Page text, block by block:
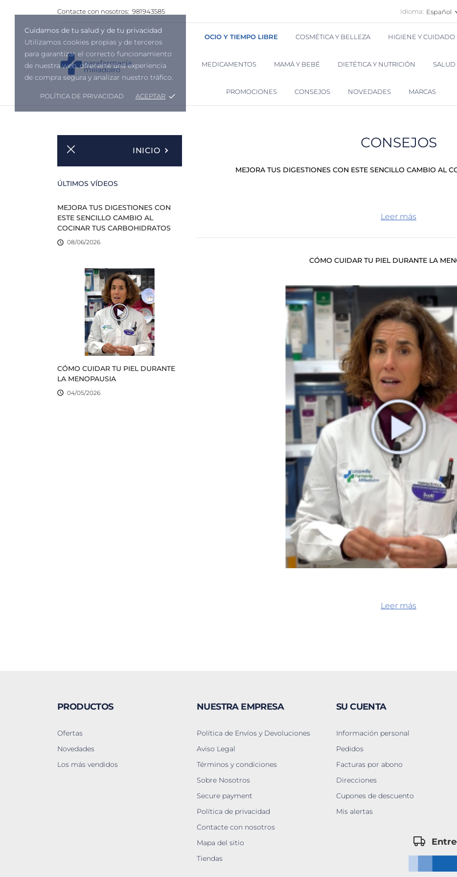
Cuidamos de tu salud y de tu privacidad
Utilizamos cookies propias y de terceros
para garantizar el correcto funcionamiento
de nuestra web, ofrecerte una experiencia
de compra segura y analizar nuestro tráfico.
POLÍTICA DE PRIVACIDAD ACEPTAR done
Contacte con nosotros: 981943585 Idioma: Español
OCIO Y TIEMPO LIBRE COSMÉTICA Y BELLEZA HIGIENE Y CUIDADO
MEDICAMENTOS MAMÁ Y BEBÉ DIETÉTICA Y NUTRICIÓN SALUD
PROMOCIONES CONSEJOS NOVEDADES MARCAS
INICIO
ÚLTIMOS VÍDEOS
MEJORA TUS DIGESTIONES CON
ESTE SENCILLO CAMBIO AL
COCINAR TUS CARBOHIDRATOS
 08/06/2026
CÓMO CUIDAR TU PIEL DURANTE
LA MENOPAUSIA
 04/05/2026
CONSEJOS
MEJORA TUS DIGESTIONES CON ESTE SENCILLO CAMBIO AL
Leer más
CÓMO CUIDAR TU PIEL DURANTE LA
Leer más
PRODUCTOS
Ofertas
Novedades
Los más vendidos
NUESTRA EMPRESA
Política de Envíos y Devoluciones
Aviso Legal
Términos y condiciones
Sobre Nosotros
Secure payment
Política de privacidad
Contacte con nosotros
Mapa del sitio
Tiendas
SU CUENTA
Información personal
Pedidos
Facturas por abono
Direcciones
Cupones de descuento
Mis alertas